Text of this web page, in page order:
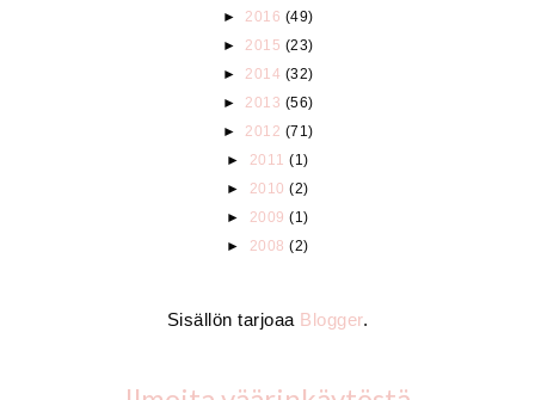
► 2016 (49)
► 2015 (23)
► 2014 (32)
► 2013 (56)
► 2012 (71)
► 2011(1)
► 2010(2)
► 2009(1)
► 2008(2)
Sisällön tarjoaa Blogger.